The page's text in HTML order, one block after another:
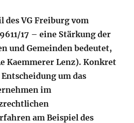
des VG Freiburg vom
17 – eine Stärkung der
und Gemeinden bedeutet,
Kaemmerer Lenz). Konkret
um das
im
am Beispiel des